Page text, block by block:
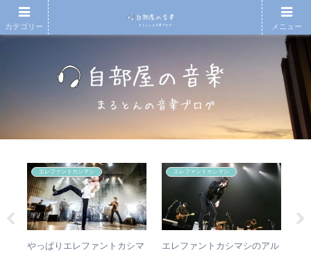
エレファントカシマシ
やっぱりエレファントカシマ
エレファントカシマシ
エレファントカシマシのアル
カテゴリー メニュー